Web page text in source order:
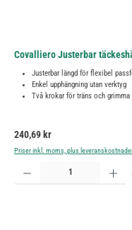
Covalliero Justerbar
Justerbar längd för flexibel
Enkel upphängning utan verktyg
Två krokar för träns och grimma
Ordinarie pris:
240,69 kr
Priser inkl. moms, plus
Produktkvantitet: Ange önskat